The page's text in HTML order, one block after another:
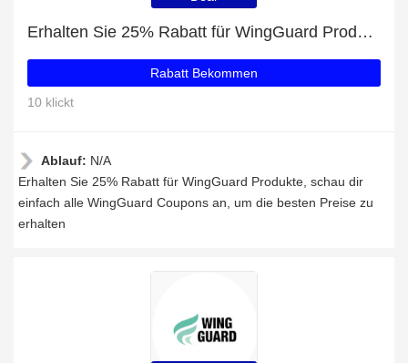
Erhalten Sie 25% Rabatt für WingGuard Produkte
Rabatt Bekommen
10 klickt
Ablauf: N/A
Erhalten Sie 25% Rabatt für WingGuard Produkte, schau dir
einfach alle WingGuard Coupons an, um die besten Preise zu
erhalten